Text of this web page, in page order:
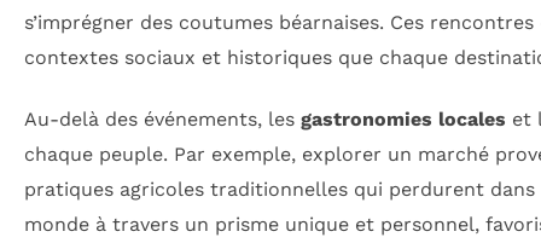
s’imprégner des coutumes béarnaises. Ces
contextes sociaux et historiques que chaque
Au-delà des événements, les gastronomies locales et
chaque peuple. Par exemple, explorer un marché
pratiques agricoles traditionnelles qui perdurent
monde à travers un prisme unique et personnel,